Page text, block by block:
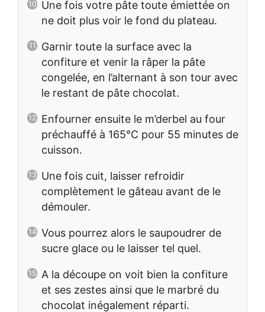
Une fois votre pâte toute émiettée on
ne doit plus voir le fond du plateau.
Garnir toute la surface avec la
confiture et venir la râper la pâte
congelée, en l’alternant à son tour avec
le restant de pâte chocolat.
Enfourner ensuite le m’derbel au four
préchauffé à 165°C pour 55 minutes de
cuisson.
Une fois cuit, laisser refroidir
complètement le gâteau avant de le
démouler.
Vous pourrez alors le saupoudrer de
sucre glace ou le laisser tel quel.
A la découpe on voit bien la confiture
et ses zestes ainsi que le marbré du
chocolat inégalement réparti.